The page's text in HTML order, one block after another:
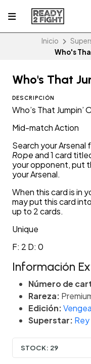
Inicio
Who's
Who's That
DESCRIPCIÓN
Who’s That Jumpin’
Mid-match Action
Search your Arsenal
Ropeand 1 card
your opponent, put
your Arsenal.
When this card is in
may put this card
up to 2 cards.
Unique
F: 2 D: 0
Información
Número de
Rareza:
Edición:
Superstar:
STOCK: 29